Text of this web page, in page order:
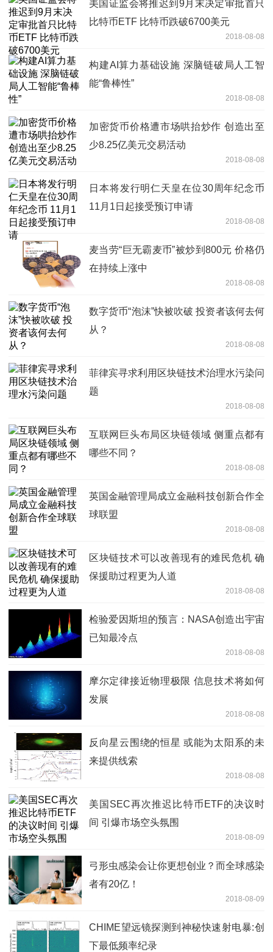
美国证监会将推迟到9月末决定审批首只
比特币ETF 比特币跌破6700美元
2018-08-08
构建AI算力基础设施 深脑链破局人工智
能“鲁棒性”
2018-08-08
加密货币价格遭市场哄抬炒作 创造出至
少8.25亿美元交易活动
2018-08-08
日本将发行明仁天皇在位30周年纪念币
11月1日起接受预订申请
2018-08-08
麦当劳“巨无霸麦币”被炒到800元 价格仍
在持续上涨中
2018-08-08
数字货币“泡沫”快被吹破 投资者该何去何
从？
2018-08-08
菲律宾寻求利用区块链技术治理水污染问
题
2018-08-08
互联网巨头布局区块链领域 侧重点都有
哪些不同？
2018-08-08
英国金融管理局成立金融科技创新合作全
球联盟
2018-08-08
区块链技术可以改善现有的难民危机 确
保援助过程更为人道
2018-08-08
检验爱因斯坦的预言：NASA创造出宇宙
已知最冷点
2018-08-08
摩尔定律接近物理极限 信息技术将如何
发展
2018-08-08
反向星云围绕的恒星 或能为太阳系的未
来提供线索
2018-08-08
美国SEC再次推迟比特币ETF的决议时
间 引爆市场空头氛围
2018-08-09
弓形虫感染会让你更想创业？而全球感染
者有20亿！
2018-08-09
CHIME望远镜探测到神秘快速射电暴:创
下最低频率纪录